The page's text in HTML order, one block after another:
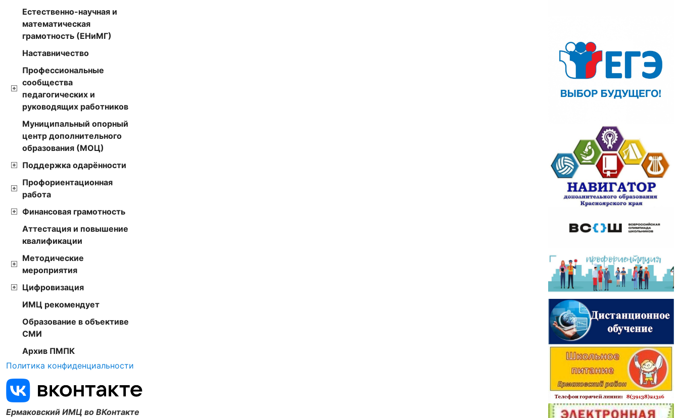
Естественно-научная и
математическая
грамотность (ЕНиМГ)
Наставничество
Профессиональные
сообщества
педагогических и
руководящих работников
Муниципальный опорный
центр дополнительного
образования (МОЦ)
Поддержка одарённости
Профориентационная
работа
Финансовая грамотность
Аттестация и повышение
квалификации
Методические
мероприятия
Цифровизация
ИМЦ рекомендует
Образование в объективе
СМИ
Архив ПМПК
Политика конфиденциальности
Ермаковский ИМЦ во ВКонтакте